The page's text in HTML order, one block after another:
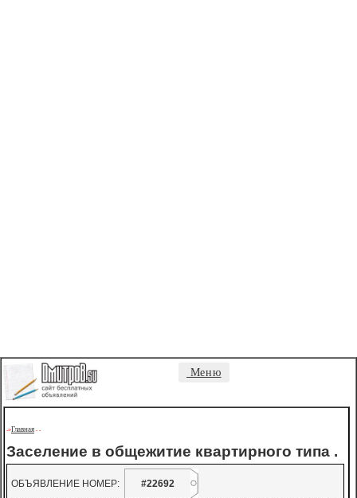
Меню
->Главная - -
Заселение в общежитие квартирного типа .
ОБЪЯВЛЕНИЕ НОМЕР:
#22692